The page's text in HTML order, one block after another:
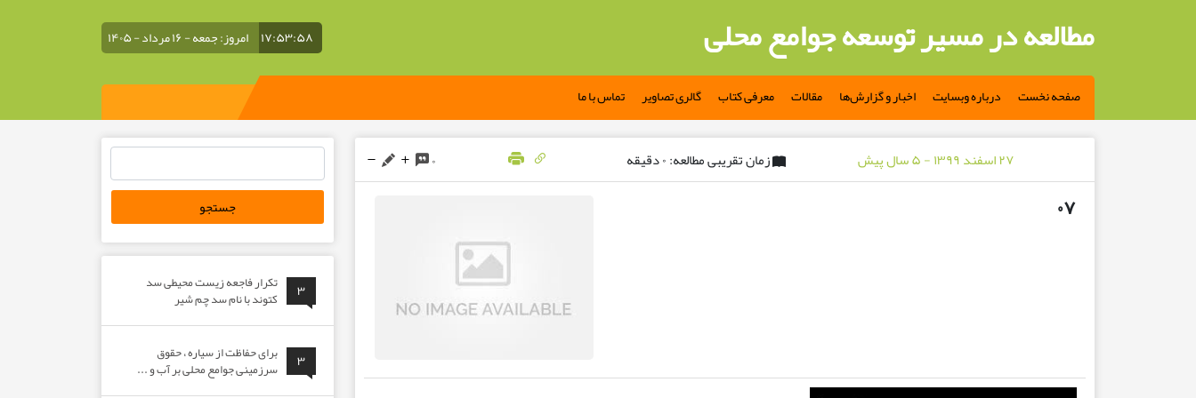
مطالعه در مسیر توسعه جوامع محلی ۱۷:۵۳:۵۹ امروز: جمعه - ۱۶ مرداد - ۱۴۰۵
صفحه نخست درباره وبسایت اخبار و گزارش‌ها مقالات معرفی کتاب گالری تصاویر تماس با ما
۲۷ اسفند ۱۳۹۹ - ۵ سال پیش زمان تقریبی مطالعه: ۰ دقیقه ۰
۰۷
۳
تکرار فاجعه زیست محیطی سد
کتوند با نام سد چم شیر
۳
برای حفاظت از سیاره ، حقوق
سرزمینی جوامع محلی بر آب و ...